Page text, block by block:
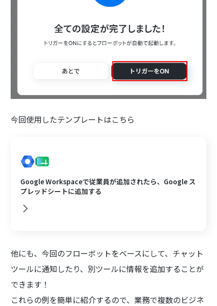
今回使用したテンプレートはこちら
Google Workspaceで従業員が追加されたら、Google ス
プレッドシートに追加する
他にも、今回のフローボットをベースにして、チャット
ツールに通知したり、別ツールに情報を追加することが
できます！
これらの例を簡単に紹介するので、業務で複数のビジネ